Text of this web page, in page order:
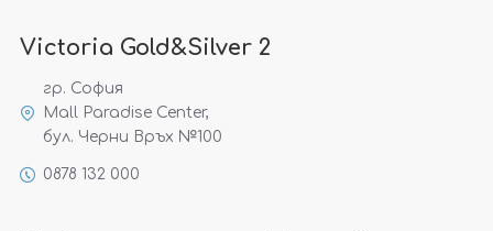
Victoria Gold&Silver 2
гр. София
Mall Paradise Center,
бул. Черни Връх №100
0878 132 000